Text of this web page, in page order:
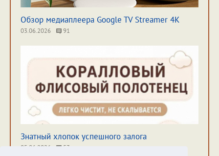
Обзор медиаплеера Google TV Streamer 4K
03.06.2026 91
Знатный хлопок успешного залога
05.06.2026 53